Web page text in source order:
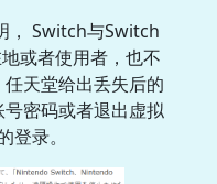
， Switch与Switch
或者使用者，也不
天堂给出丢失后的
密码或者退出虚拟
登录。